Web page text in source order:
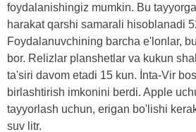
foydalanishingiz mumkin. Bu
harakat qarshi samarali hisoblanadi
Foydalanuvchining barcha e'lonlar,
bor. Relizlar planshetlar va kukun
ta'siri davom etadi 15 kun. İnta-Vir
birlashtirish imkonini berdi. Apple
tayyorlash uchun, erigan bo'lishi
suv litr.